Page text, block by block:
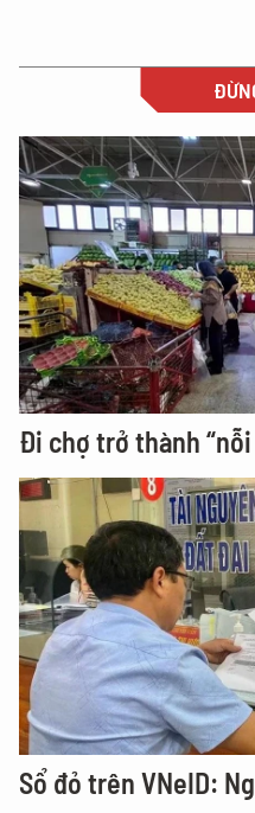
Đi chợ trở thành “nỗi
Sổ đỏ trên VNeID: